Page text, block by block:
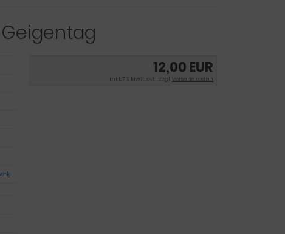
12,00 EUR
inkl. 7 % MwSt. evtl. zzgl.Versandkosten